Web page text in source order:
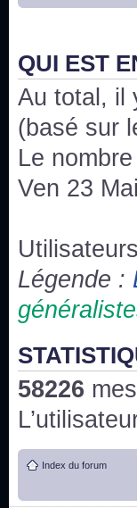
issus des
Bonne année
Bonne année
Joyeux Noël !
Bonne
Un peu de
chaines
3x24 Human
Bonjour
qu'une
:he:
QUI EST
Au total, il
(basé sur
Le
Ven 23
Légende :
58226
Index du forum